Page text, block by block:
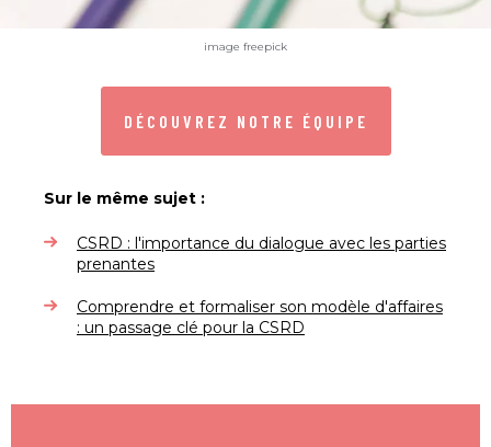
image freepick
DÉCOUVREZ NOTRE ÉQUIPE
Sur le même sujet :
CSRD : l'importance du dialogue avec les parties
prenantes
Comprendre et formaliser son modèle d'affaires
: un passage clé pour la CSRD